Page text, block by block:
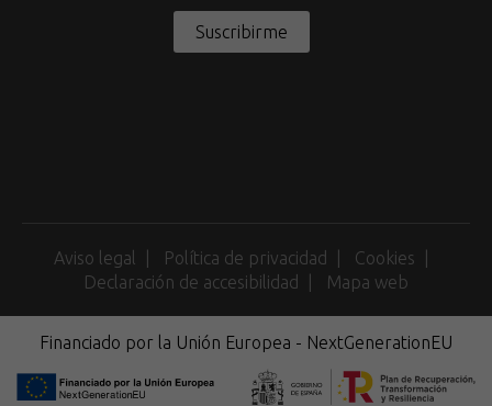
Suscribirme
Aviso legal Política de privacidad
Cookies
Declaración de accesibilidad
Mapa web
Financiado por la Unión Europea - NextGenerationEU